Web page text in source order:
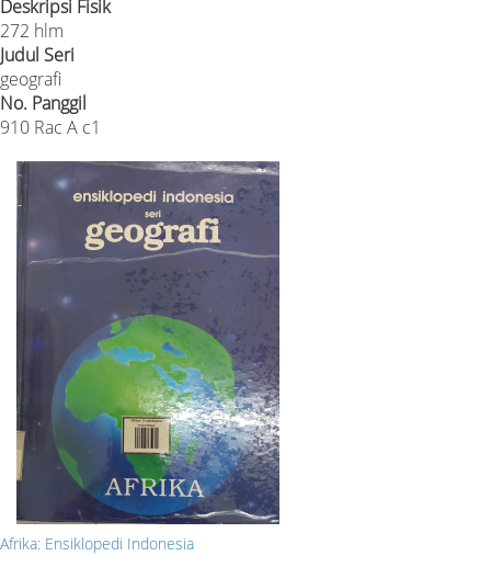
Deskripsi Fisik
272 hlm
Judul Seri
geografi
No. Panggil
910 Rac A c1
Afrika: Ensiklopedi Indonesia